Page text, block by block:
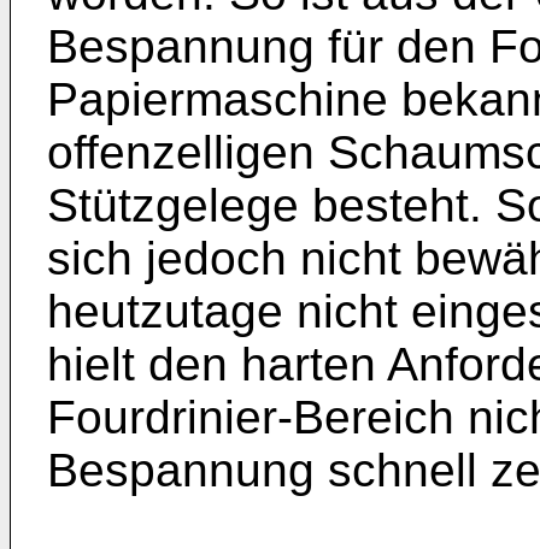
Bespannung für den
Papiermaschine
offenzelligen
Stützgelege besteht.
sich jedoch nicht
heutzutage nicht
hielt den harten
Fourdrinier-Bereich
Bespannung schnell